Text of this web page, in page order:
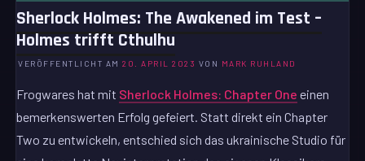
Sherlock Holmes: The Awakened im Test –
Holmes trifft Cthulhu
VERÖFFENTLICHT AM20. APRIL 2023 VON MARK RUHLAND
Frogwares hat mit Sherlock Holmes: Chapter One einen
bemerkenswerten Erfolg gefeiert. Statt direkt ein Chapter
Two zu entwickeln, entschied sich das ukrainische Studio für